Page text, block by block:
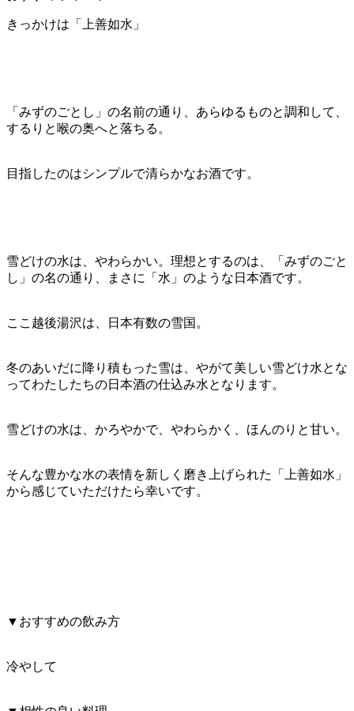
きっかけは「上善如水」
「みずのごとし」の名前の通り、あらゆるものと調和して、
するりと喉の奥へと落ちる。
目指したのはシンプルで清らかなお酒です。
雪どけの水は、やわらかい。理想とするのは、「みずのごと
し」の名の通り、まさに「水」のような日本酒です。
ここ越後湯沢は、日本有数の雪国。
冬のあいだに降り積もった雪は、やがて美しい雪どけ水とな
ってわたしたちの日本酒の仕込み水となります。
雪どけの水は、かろやかで、やわらかく、ほんのりと甘い。
そんな豊かな水の表情を新しく磨き上げられた「上善如水」
から感じていただけたら幸いです。
▼おすすめの飲み方
冷やして